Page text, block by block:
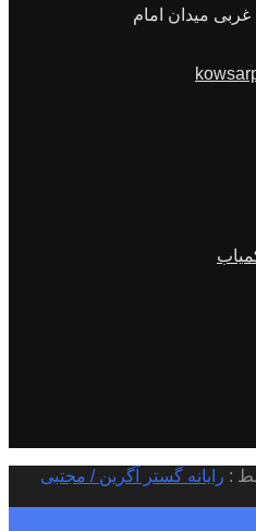
: رایانه گستر آگرین / مجتبی